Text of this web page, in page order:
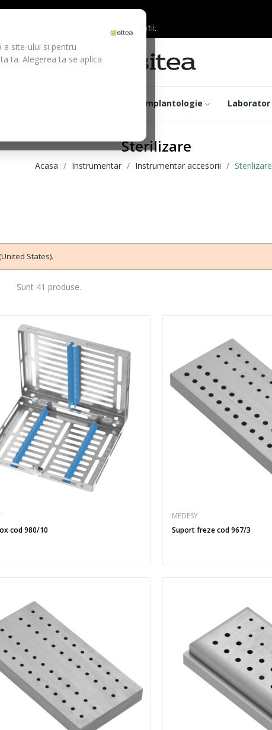
site-ului si pentru
ta. Alegerea ta se aplica
stocurilor inainte de efectuarea platii.
Implantologie Laborator
Sterilizare
Acasa Instrumentar Instrumentar accesorii Sterilizare
States).
Sunt 41 produse.
cod 980/10
MEDESY
Suport freze cod 967/3